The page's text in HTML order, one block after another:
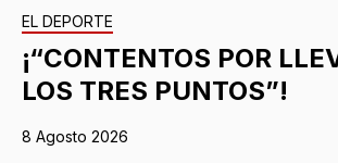
EL DEPORTE
¡“CONTENTOS POR
LOS TRES PUNTOS”!
8 Agosto 2026